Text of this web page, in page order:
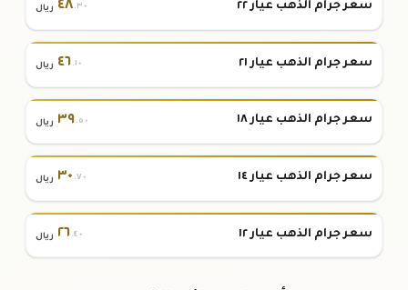
سعر جرام الذهب عيار ٢٢ ٤٨.٣٠ ريال
سعر جرام الذهب عيار ٢١ ٤٦.١٠ ريال
سعر جرام الذهب عيار ١٨ ٣٩.٥٠ ريال
سعر جرام الذهب عيار ١٤ ٣٠ .٧٠ ريال
سعر جرام الذهب عيار ١٢ ٢٦.٤٠ ريال